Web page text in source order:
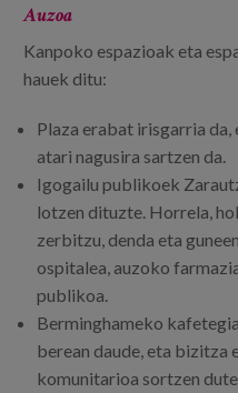
Auzoa
Kanpoko espazioak eta
hauek ditu:
Plaza erabat irisgarria
atari nagusira sartzen da.
Igogailu publikoek
lotzen dituzte. Horrela,
zerbitzu, denda eta
ospitalea, auzoko
publikoa.
Berminghameko
berean daude, eta bizitza
komunitarioa sortzen